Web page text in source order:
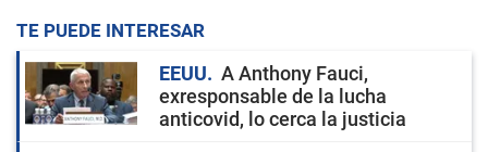
TE PUEDE INTERESAR
EEUU
A Anthony Fauci,
exresponsable de la lucha
anticovid, lo cerca la justicia